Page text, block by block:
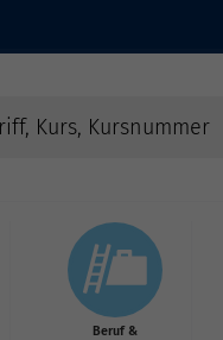
Beruf &